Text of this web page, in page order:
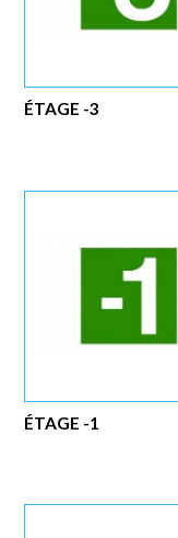
ÉTAGE -3
ÉTAGE -1